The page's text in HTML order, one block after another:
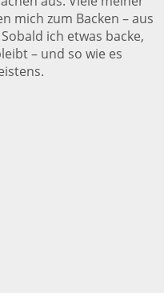
mich zum Backen – aus
ich etwas backe,
– und so wie es